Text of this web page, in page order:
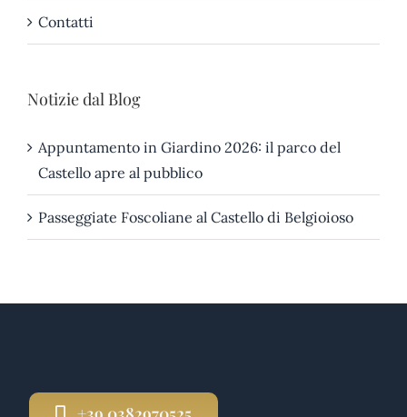
Contatti
Notizie dal Blog
Appuntamento in Giardino 2026: il parco del
Castello apre al pubblico
Passeggiate Foscoliane al Castello di Belgioioso